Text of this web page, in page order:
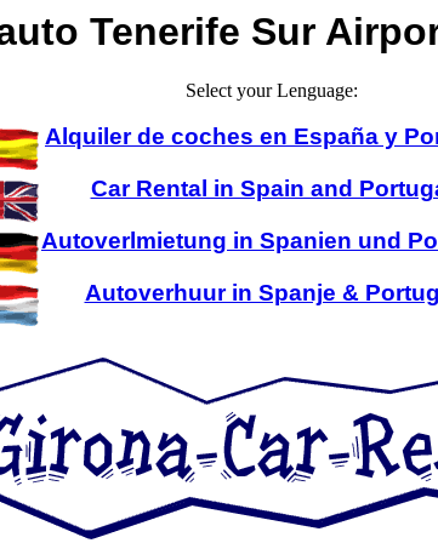
Tenerife Sur
Select your Lenguage:
Alquiler de coches en España y
Car Rental in Spain and
Autoverlmietung in Spanien und
Autoverhuur in Spanje &